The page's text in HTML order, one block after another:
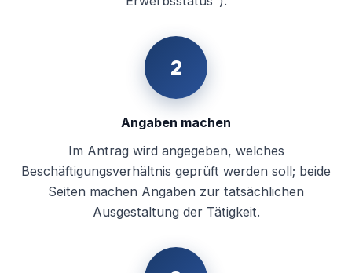
2
Angaben machen
Im Antrag wird angegeben, welches
Beschäftigungsverhältnis geprüft werden soll; beide
Seiten machen Angaben zur tatsächlichen
Ausgestaltung der Tätigkeit.